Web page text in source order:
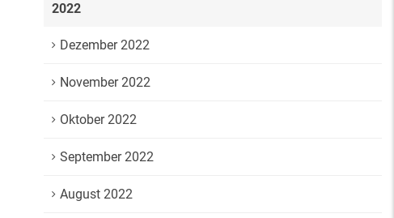
2022
Dezember 2022
November 2022
Oktober 2022
September 2022
August 2022